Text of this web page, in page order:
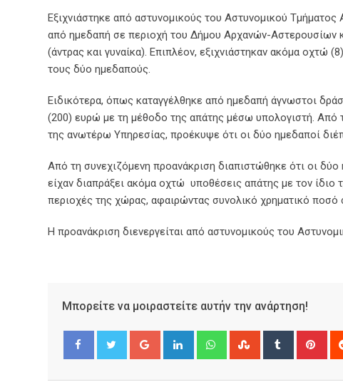
Εξιχνιάστηκε από αστυνομικούς του Αστυνομικού
από ημεδαπή σε περιοχή του Δήμου Αρχανών-Αστερουσίων
(άντρας και γυναίκα). Επιπλέον, εξιχνιάστηκαν ακόμα
τους δύο ημεδαπούς.
Ειδικότερα, όπως καταγγέλθηκε από ημεδαπή άγνωστοι
(200) ευρώ με τη μέθοδο της απάτης μέσω υπολογιστή. Από
της ανωτέρω Υπηρεσίας, προέκυψε ότι οι δύο ημεδαποί
Από τη συνεχιζόμενη προανάκριση διαπιστώθηκε ότι οι
είχαν διαπράξει ακόμα οχτώ υποθέσεις απάτης με τον
περιοχές της χώρας, αφαιρώντας συνολικό χρηματικό
Η προανάκριση διενεργείται από αστυνομικούς του
Μπορείτε να μοιραστείτε αυτήν την ανάρτηση!
Google+ LinkedIn WhatsappStumbleUpon
Tumblr